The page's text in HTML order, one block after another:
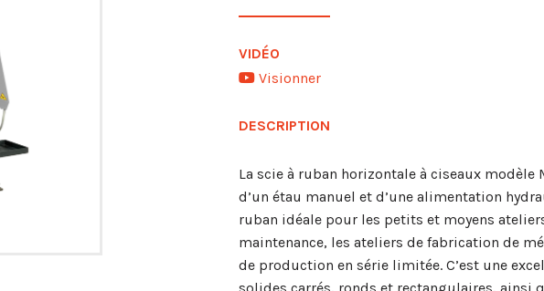
VIDÉO
Visionner
DESCRIPTION
La scie à ruban horizontale à ciseaux modèle
d’un étau manuel et d’une alimentation
ruban idéale pour les petits et moyens
maintenance, les ateliers de fabrication de
de production en série limitée. C’est une